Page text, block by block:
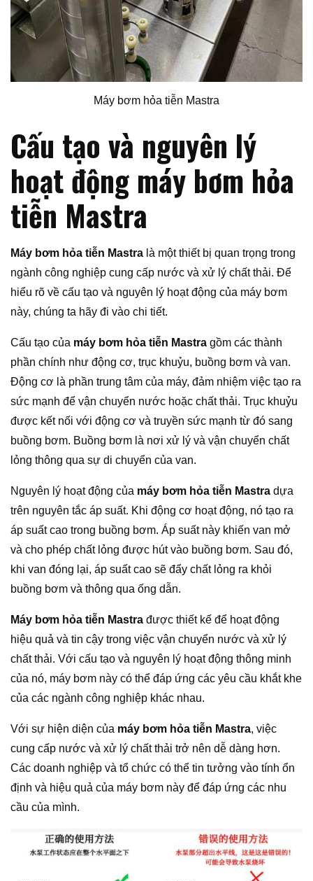
Máy bơm hỏa tiễn Mastra
Cấu tạo và nguyên lý
hoạt động máy bơm hỏa
tiễn Mastra
Máy bơm hỏa tiễn Mastra là một thiết bị quan trọng trong
ngành công nghiệp cung cấp nước và xử lý chất thải. Để
hiểu rõ về cấu tạo và nguyên lý hoạt động của máy bơm
này, chúng ta hãy đi vào chi tiết.
Cấu tạo của máy bơm hỏa tiễn Mastra gồm các thành
phần chính như động cơ, trục khuỷu, buồng bơm và van.
Động cơ là phần trung tâm của máy, đảm nhiệm việc tạo ra
sức mạnh để vận chuyển nước hoặc chất thải. Trục khuỷu
được kết nối với động cơ và truyền sức mạnh từ đó sang
buồng bơm. Buồng bơm là nơi xử lý và vận chuyển chất
lỏng thông qua sự di chuyển của van.
Nguyên lý hoạt động của máy bơm hỏa tiễn Mastra dựa
trên nguyên tắc áp suất. Khi động cơ hoạt động, nó tạo ra
áp suất cao trong buồng bơm. Áp suất này khiến van mở
và cho phép chất lỏng được hút vào buồng bơm. Sau đó,
khi van đóng lại, áp suất cao sẽ đẩy chất lỏng ra khỏi
buồng bơm và thông qua ống dẫn.
Máy bơm hỏa tiễn Mastra được thiết kế để hoạt động
hiệu quả và tin cậy trong việc vận chuyển nước và xử lý
chất thải. Với cấu tạo và nguyên lý hoạt động thông minh
của nó, máy bơm này có thể đáp ứng các yêu cầu khắt khe
của các ngành công nghiệp khác nhau.
Với sự hiện diện của máy bơm hỏa tiễn Mastra, việc
cung cấp nước và xử lý chất thải trở nên dễ dàng hơn.
Các doanh nghiệp và tổ chức có thể tin tưởng vào tính ổn
định và hiệu quả của máy bơm này để đáp ứng các nhu
cầu của mình.